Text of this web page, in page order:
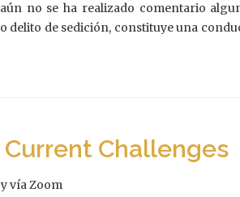
no se ha realizado comentario
delito de sedición, constituye una
Challenges
vía Zoom